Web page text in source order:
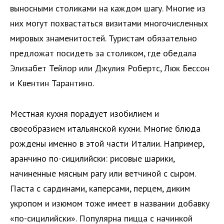
выносными столиками на каждом шагу. Многие из
них могут похвастаться визитами многочисленных
мировых знаменитостей. Туристам обязательно
предложат посидеть за столиком, где обедала
Элизабет Тейлор или Джулия Робертс, Люк Бессон
и Квентин Тарантино.
Местная кухня порадует изобилием и
своеобразием итальянской кухни. Многие блюда
рождены именно в этой части Италии. Например,
аранчино по-сицилийски: рисовые шарики,
начиненные мясным рагу или ветчиной с сыром.
Паста с сардинами, каперсами, перцем, диким
укропом и изюмом тоже имеет в названии добавку
«по-сицилийски». Популярна пицца с начинкой